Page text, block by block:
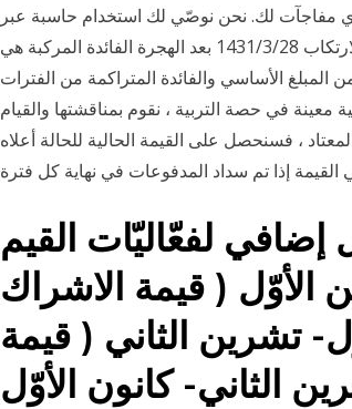
مفاجآت لك. نحن نوصّي لك استخدام حاسبة عبر
الانترنت لحساب قيمة القرض، لأن هناك احتمالية كبيرة لارتكاب 28‏‏/3‏‏/1431 بعد الهجرة الفائدة المركبة هي
الأساسي والفائدة المتراكمة من الفترات
في حصة التربية ، نقوم بمناقشتها والقيام
، فسنحصل على القيمة الحالية للحالة أعلاه
إضافي لفعّاليّات القيم
الأوّل ( قيمة الاشراك
تشرين الثاني ( قيمة
الثاني- كانون الأوّل